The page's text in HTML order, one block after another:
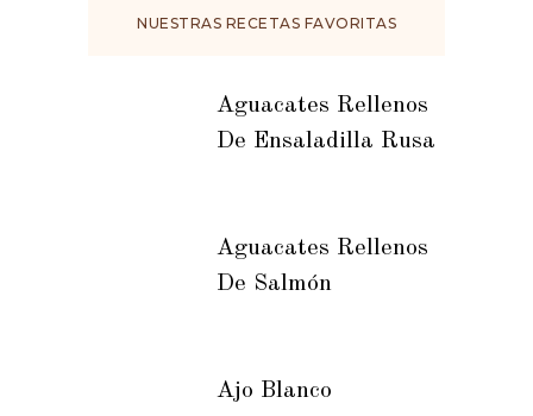
NUESTRAS RECETAS FAVORITAS
Aguacates Rellenos
De Ensaladilla Rusa
Aguacates Rellenos
De Salmón
Ajo Blanco